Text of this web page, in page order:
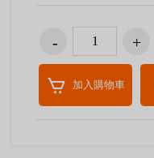
加入購物車